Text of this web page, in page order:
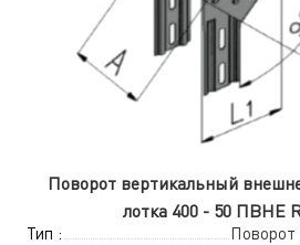
Поворот вертикальный
лотка 400 - 50 ПВНЕ
Тип :
Поворот